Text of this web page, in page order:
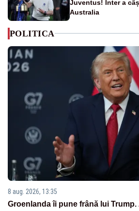
Juventus! Inter a
Australia
POLITICA
8 aug. 2026, 13:35
Groenlanda îi pune frână lui